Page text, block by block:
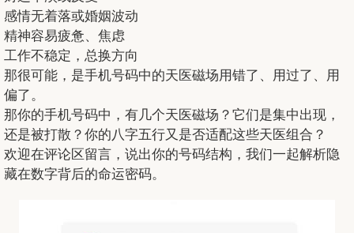
感情无着落或婚姻波动
精神容易疲惫、焦虑
工作不稳定，总换方向
那很可能，是手机号码中的天医磁场用错了、用过了、用
偏了。
那你的手机号码中，有几个天医磁场？它们是集中出现，
还是被打散？你的八字五行又是否适配这些天医组合？
欢迎在评论区留言，说出你的号码结构，我们一起解析隐
藏在数字背后的命运密码。